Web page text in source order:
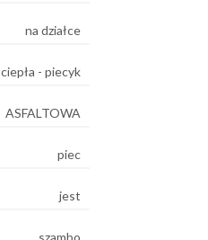
na działce
ciepła - piecyk
ASFALTOWA
piec
jest
szambo